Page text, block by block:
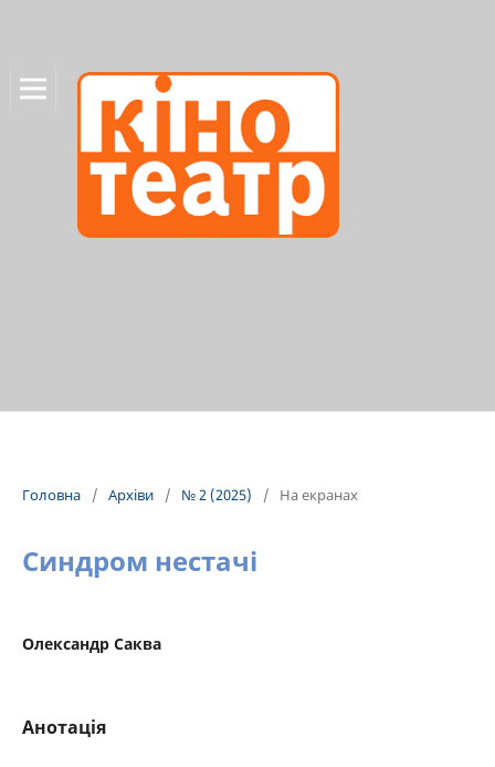
Головна / Архіви / № 2 (2025) / На екранах
Синдром нестачі
Олександр Саква
Анотація